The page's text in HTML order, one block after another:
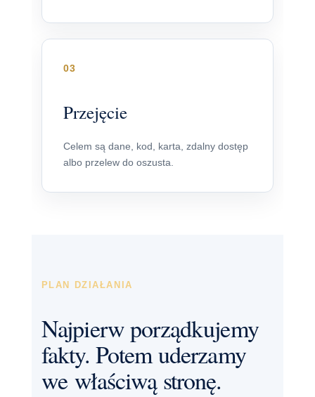
03
Przejęcie
Celem są dane, kod, karta, zdalny dostęp
albo przelew do oszusta.
PLAN DZIAŁANIA
Najpierw porządkujemy
fakty. Potem uderzamy
we właściwą stronę.